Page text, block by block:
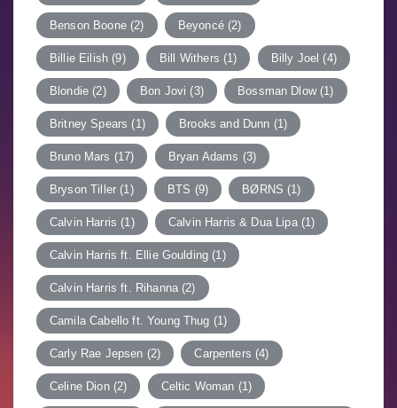
Benson Boone(2) Beyoncé(2)
Billie Eilish (9) Bill Withers (1) Billy Joel (4)
Blondie (2) Bon Jovi (3) Bossman Dlow(1)
Britney Spears (1) Brooks and Dunn (1)
Bruno Mars (17) Bryan Adams (3)
Bryson Tiller (1) BTS (9) BØRNS (1)
Calvin Harris (1) Calvin Harris & Dua Lipa(1)
Calvin Harris ft. Ellie Goulding (1)
Calvin Harris ft. Rihanna (2)
Camila Cabello ft. Young Thug (1)
Carly Rae Jepsen (2) Carpenters (4)
Celine Dion(2) Celtic Woman (1)